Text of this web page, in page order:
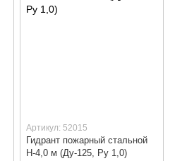
Артикул: 52015
Гидрант пожарный стальной
Н-4,0 м (Ду-125, Ру 1,0)